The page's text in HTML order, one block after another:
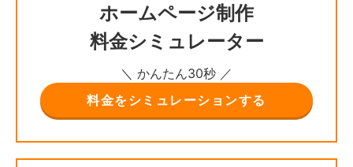
ホームページ制作
料金シミュレーター
＼ かんたん30秒 ／
料金をシミュレーションする